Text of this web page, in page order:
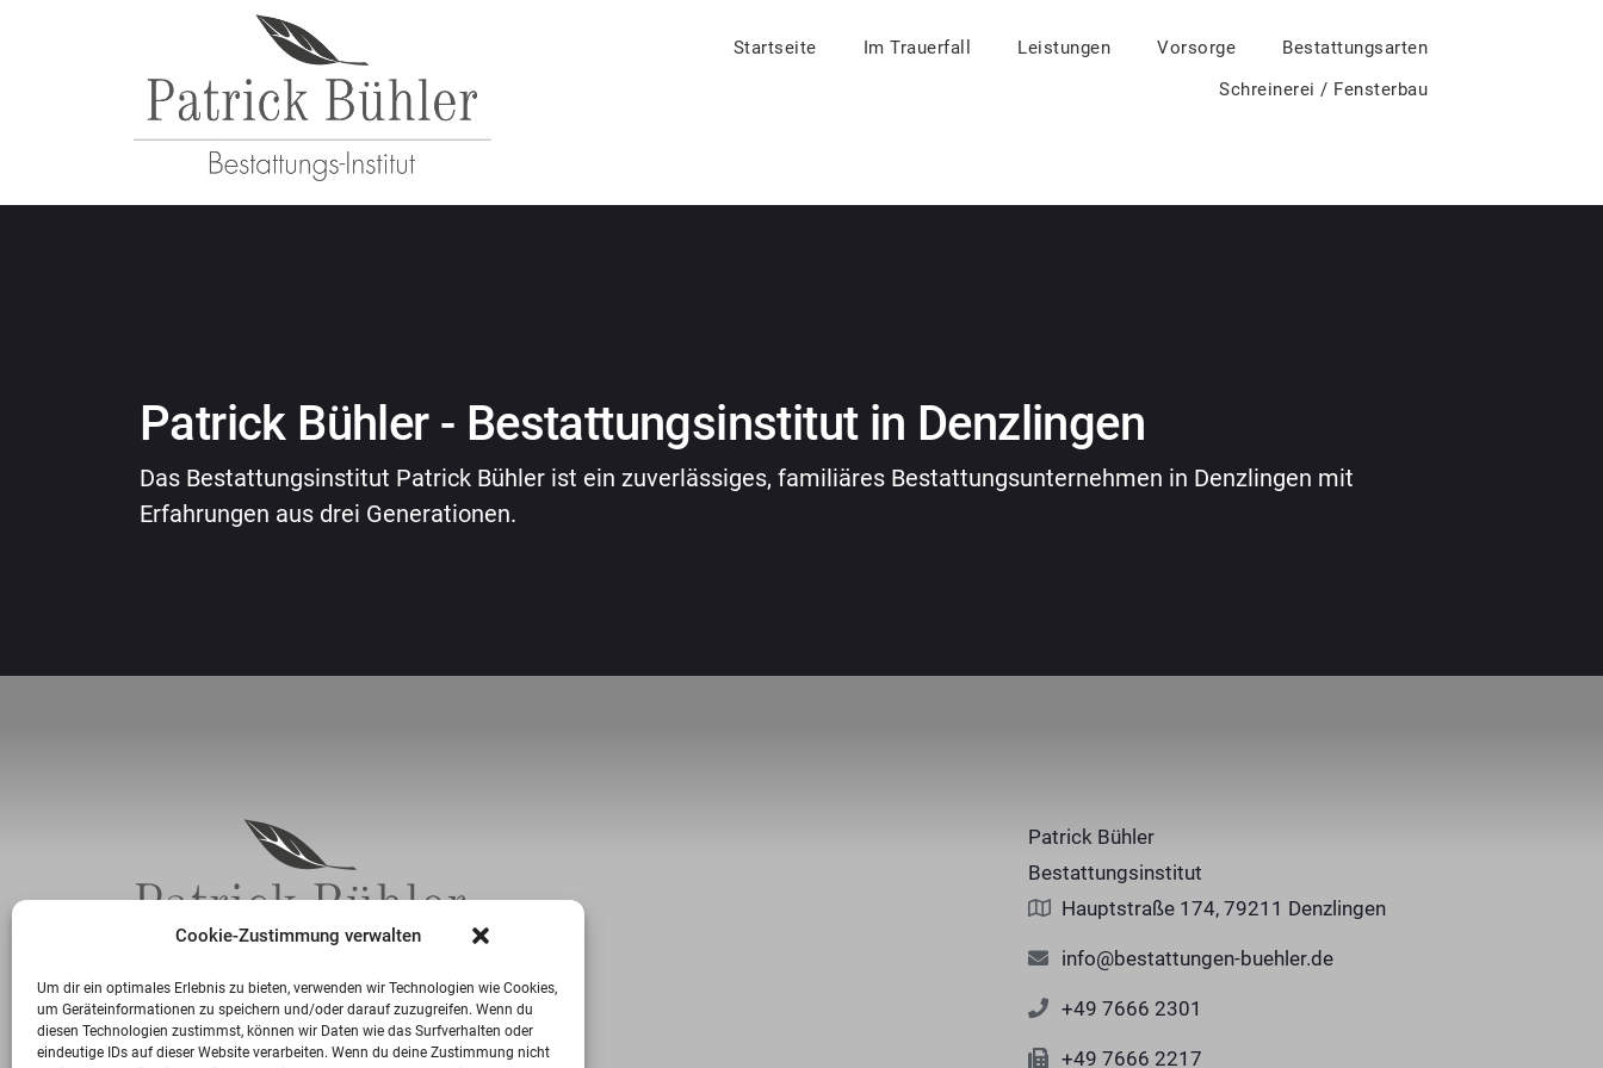
Cookie-Zustimmung verwalten
Um dir ein optimales Erlebnis zu bieten, verwenden wir Technologien wie Cookies,
um Geräteinformationen zu speichern und/oder darauf zuzugreifen. Wenn du
diesen Technologien zustimmst, können wir Daten wie das Surfverhalten oder
eindeutige IDs auf dieser Website verarbeiten. Wenn du deine Zustimmung nicht
Startseite Im Trauerfall Leistungen Vorsorge
Bestattungsarten
Schreinerei / Fensterbau
Patrick Bühler - Bestattungsinstitut in Denzlingen
Das Bestattungsinstitut Patrick Bühler ist ein zuverlässiges, familiäres Bestattungsunternehmen in Denzlingen mit
Erfahrungen aus drei Generationen.
Patrick Bühler
Bestattungsinstitut
Hauptstraße 174, 79211 Denzlingen
info@bestattungen-buehler.de
+49 7666 2301
+49 7666 2217